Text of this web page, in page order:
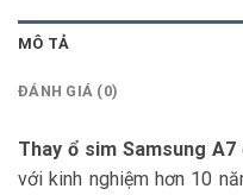
MÔ TẢ
ĐÁNH GIÁ (0)
Thay ổ sim Samsung A7
với kinh nghiệm hơn 10